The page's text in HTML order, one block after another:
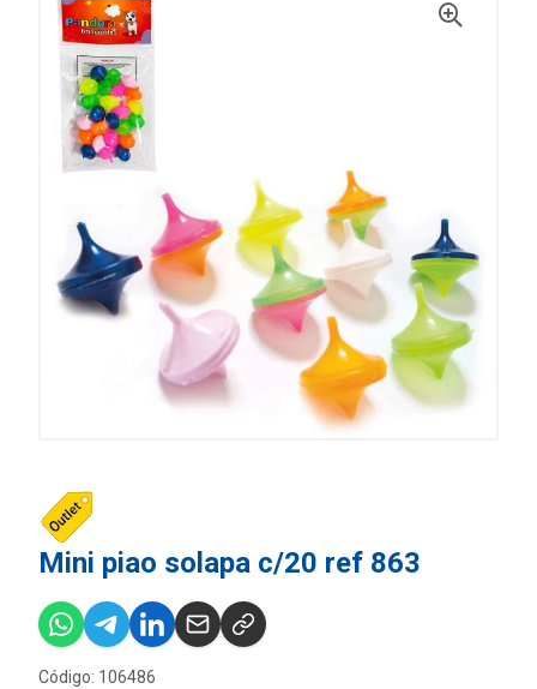
Mini piao solapa c/20 ref 863
Código: 106486